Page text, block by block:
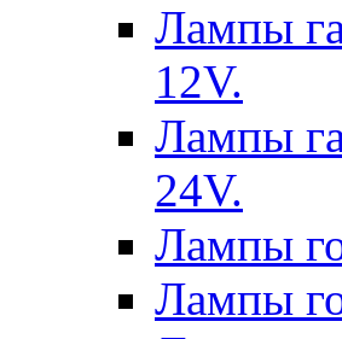
Лампы
12V.
Лампы
24V.
Лампы
Лампы